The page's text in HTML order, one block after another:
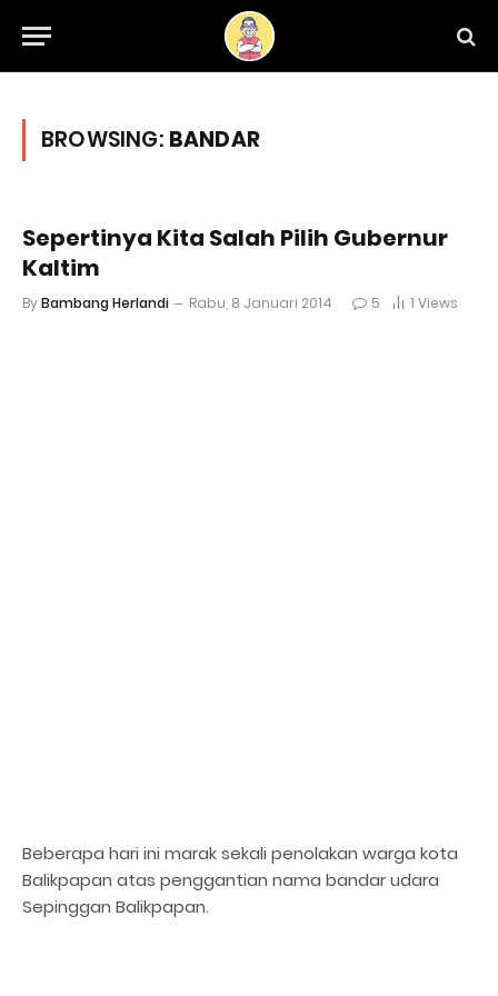
BROWSING: BANDAR
Sepertinya Kita Salah Pilih Gubernur
Kaltim
ByBambang Herlandi Rabu, 8 Januari 2014 5 1 Views
Beberapa hari ini marak sekali penolakan warga kota
Balikpapan atas penggantian nama bandar udara
Sepinggan Balikpapan.